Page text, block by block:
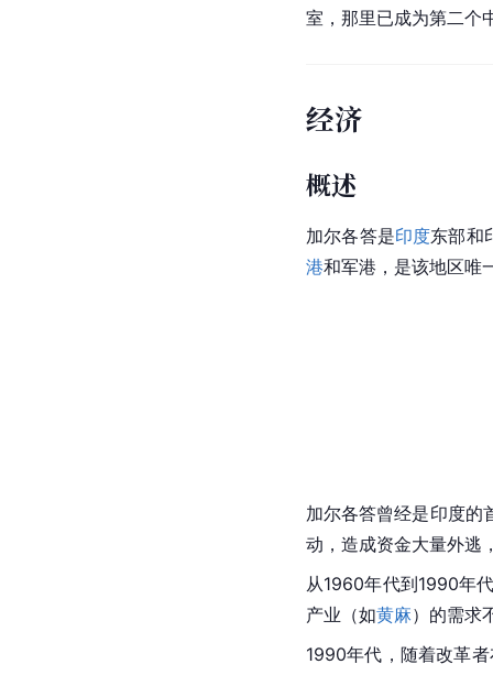
室，那里已成为第二个
经济
概述
加尔各答是印度东部和
港和军港，是该地区唯
加尔各答曾经是印度的
动，造成资金大量外逃
从1960年代到1990年
产业（如黄麻）的需求
1990年代，随着改革